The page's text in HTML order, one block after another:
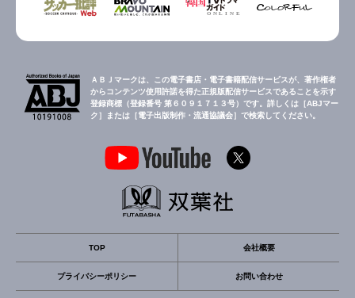
ＡＢＪマークは、この電子書店・電子書籍配信サービスが、著作権者
からコンテンツ使用許諾を得た正規版配信サービスであることを示す
登録商標（登録番号 第６０９１７１３号）です。詳しくは［ABJマー
ク］または［電子出版制作・流通協議会］で検索してください。
TOP 会社概要
プライバシーポリシー お問い合わせ